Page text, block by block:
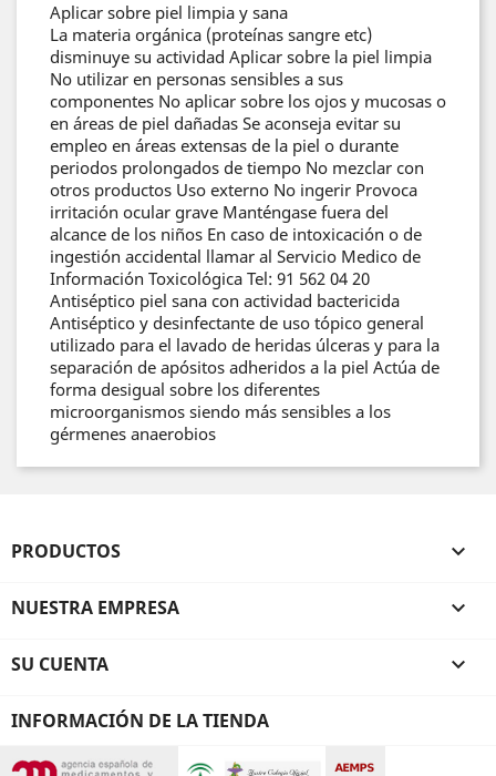
Aplicar sobre piel limpia y sana
La materia orgánica (proteínas sangre etc)
disminuye su actividad Aplicar sobre la piel limpia
No utilizar en personas sensibles a sus
componentes No aplicar sobre los ojos y mucosas o
en áreas de piel dañadas Se aconseja evitar su
empleo en áreas extensas de la piel o durante
periodos prolongados de tiempo No mezclar con
otros productos Uso externo No ingerir Provoca
irritación ocular grave Manténgase fuera del
alcance de los niños En caso de intoxicación o de
ingestión accidental llamar al Servicio Medico de
Información Toxicológica Tel: 91 562 04 20
Antiséptico piel sana con actividad bactericida
Antiséptico y desinfectante de uso tópico general
utilizado para el lavado de heridas úlceras y para la
separación de apósitos adheridos a la piel Actúa de
forma desigual sobre los diferentes
microorganismos siendo más sensibles a los
gérmenes anaerobios
PRODUCTOS 
NUESTRA EMPRESA 
SU CUENTA 
INFORMACIÓN DE LA TIENDA